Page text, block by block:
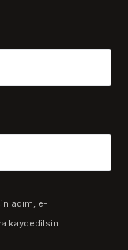
adım, e-
kaydedilsin.